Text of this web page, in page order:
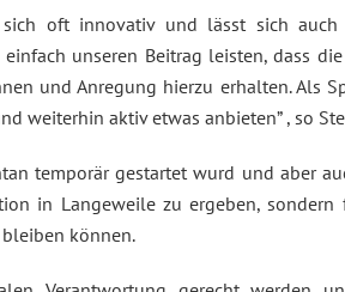
sich oft innovativ und lässt sich
einfach unseren Beitrag leisten, dass
und Anregung hierzu erhalten. Als
weiterhin aktiv etwas anbieten” , so
temporär gestartet wurd und aber
in Langeweile zu ergeben, sondern
können.